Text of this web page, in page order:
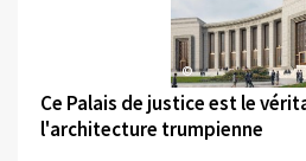
©
Ce Palais de justice est le
l'architecture trumpienne